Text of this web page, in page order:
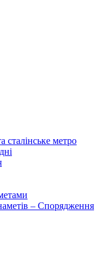
сталінське метро
– Спорядження